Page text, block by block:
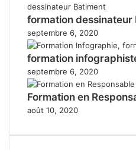
formation dessinateur
septembre 6, 2020
formation
septembre 6, 2020
Formation en
août 10, 2020